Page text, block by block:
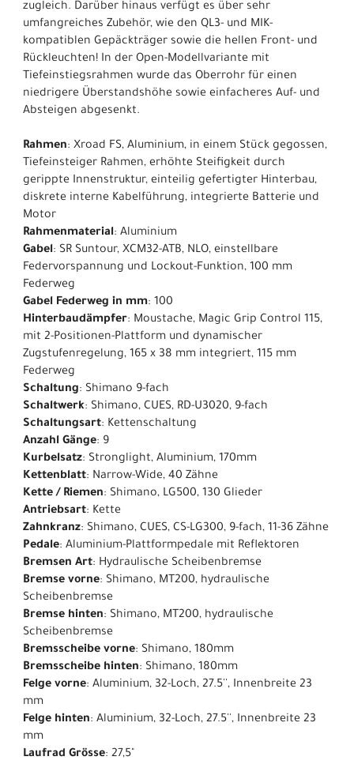
zugleich. Darüber hinaus verfügt es über sehr
umfangreiches Zubehör, wie den QL3- und MIK-
kompatiblen Gepäckträger sowie die hellen Front- und
Rückleuchten! In der Open-Modellvariante mit
Tiefeinstiegsrahmen wurde das Oberrohr für einen
niedrigere Überstandshöhe sowie einfacheres Auf- und
Absteigen abgesenkt.
Rahmen: Xroad FS, Aluminium, in einem Stück gegossen,
Tiefeinsteiger Rahmen, erhöhte Steifigkeit durch
gerippte Innenstruktur, einteilig gefertigter Hinterbau,
diskrete interne Kabelführung, integrierte Batterie und
Motor
Rahmenmaterial: Aluminium
Gabel: SR Suntour, XCM32-ATB, NLO, einstellbare
Federvorspannung und Lockout-Funktion, 100 mm
Federweg
Gabel Federweg in mm: 100
Hinterbaudämpfer: Moustache, Magic Grip Control 115,
mit 2-Positionen-Plattform und dynamischer
Zugstufenregelung, 165 x 38 mm integriert, 115 mm
Federweg
Schaltung: Shimano 9-fach
Schaltwerk: Shimano, CUES, RD-U3020, 9-fach
Schaltungsart: Kettenschaltung
Anzahl Gänge: 9
Kurbelsatz: Stronglight, Aluminium, 170mm
Kettenblatt: Narrow-Wide, 40 Zähne
Kette / Riemen: Shimano, LG500, 130 Glieder
Antriebsart: Kette
Zahnkranz: Shimano, CUES, CS-LG300, 9-fach, 11-36 Zähne
Pedale: Aluminium-Plattformpedale mit Reflektoren
Bremsen Art: Hydraulische Scheibenbremse
Bremse vorne: Shimano, MT200, hydraulische
Scheibenbremse
Bremse hinten: Shimano, MT200, hydraulische
Scheibenbremse
Bremsscheibe vorne: Shimano, 180mm
Bremsscheibe hinten: Shimano, 180mm
Felge vorne: Aluminium, 32-Loch, 27.5'', Innenbreite 23
mm
Felge hinten: Aluminium, 32-Loch, 27.5'', Innenbreite 23
mm
Laufrad Grösse: 27,5"